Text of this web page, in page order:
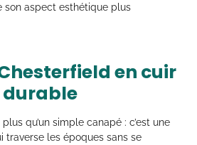
son aspect esthétique plus
en cuir
durable
qu’un simple canapé : c’est une
traverse les époques sans se